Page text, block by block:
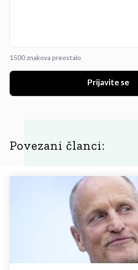
1500 znakova preostalo
Prijavite se
Povezani članci: